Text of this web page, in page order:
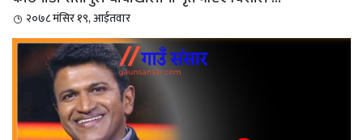
२०७८ मंसिर १९, आईतवार